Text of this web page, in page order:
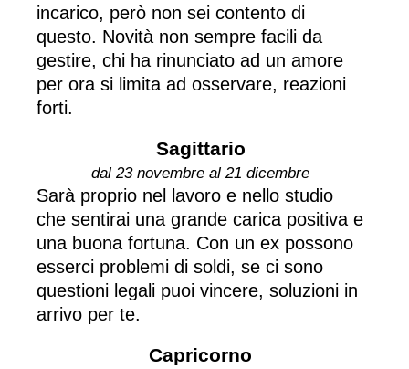
incarico, però non sei contento di
questo. Novità non sempre facili da
gestire, chi ha rinunciato ad un amore
per ora si limita ad osservare, reazioni
forti.
Sagittario
dal 23 novembre al 21 dicembre
Sarà proprio nel lavoro e nello studio
che sentirai una grande carica positiva e
una buona fortuna. Con un ex possono
esserci problemi di soldi, se ci sono
questioni legali puoi vincere, soluzioni in
arrivo per te.
Capricorno